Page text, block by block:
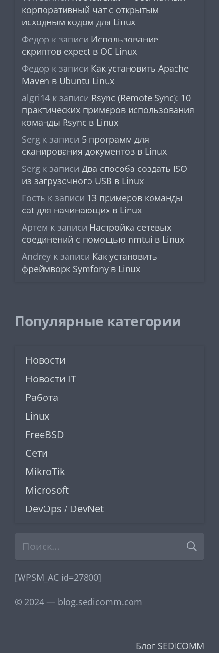
корпоративный чат с открытым
исходным кодом для Linux
Федор к записи Использование
скриптов expect в ОС Linux
Федор к записи Как установить Apache
Maven в Ubuntu Linux
algri14 к записи Rsync (Remote Sync): 10
практических примеров использования
команды Rsync в Linux
Serg к записи 5 программ для
сканирования документов в Linux
Serg к записи Два способа создать ISO
из загрузочного USB в Linux
Гость к записи 13 примеров команды
cat для начинающих в Linux
Артем к записи Настройка сетевых
соединений с помощью nmtui в Linux
Andrey к записи Как установить
фреймворк Symfony в Linux
Популярные категории
Новости
Новости IT
Работа
Linux
FreeBSD
Сети
MikroTik
Microsoft
DevOps / DevNet
[WPSM_AC id=27800]
© 2024 — blog.sedicomm.com
Блог SEDICOMM